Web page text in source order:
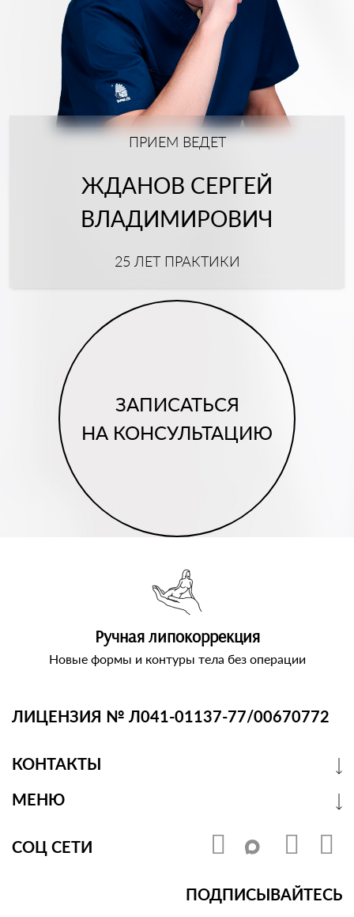
ПРИЕМ ВЕДЕТ
ЖДАНОВ СЕРГЕЙ
ВЛАДИМИРОВИЧ
25 ЛЕТ ПРАКТИКИ
ЗАПИСАТЬСЯ
НА КОНСУЛЬТАЦИЮ
Ручная липокоррекция
Новые формы и контуры тела без операции
ЛИЦЕНЗИЯ № Л041-01137-77/00670772
КОНТАКТЫ
МЕНЮ
СОЦ СЕТИ
ПОДПИСЫВАЙТЕСЬ